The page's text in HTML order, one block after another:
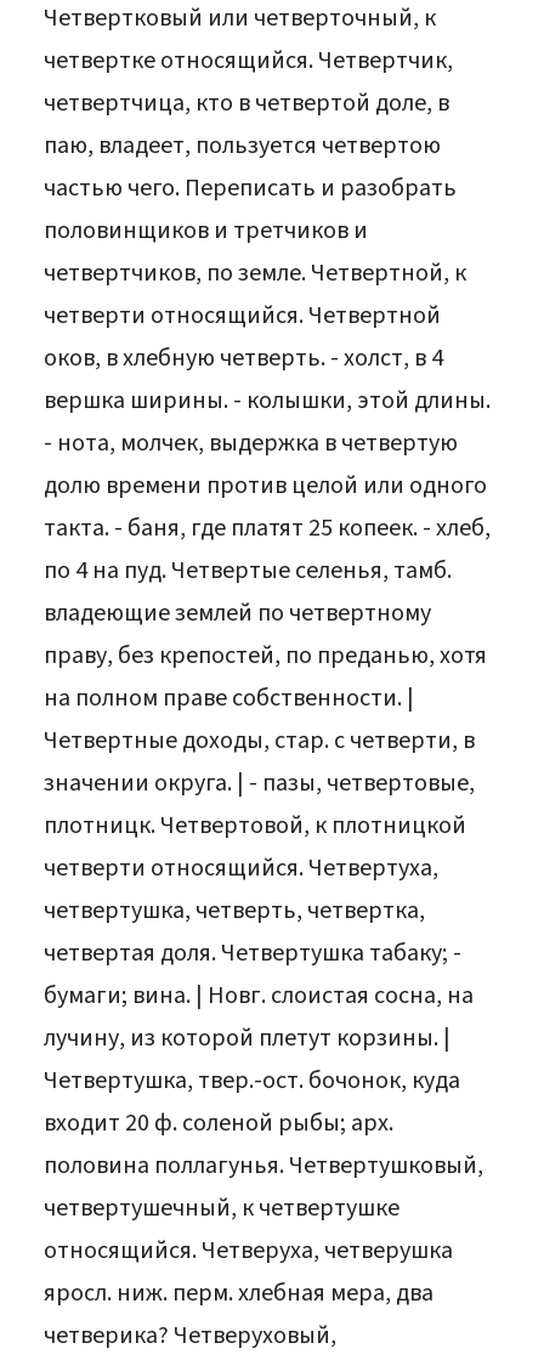
Четвертковый или четверточный, к
четвертке относящийся. Четвертчик,
четвертчица, кто в четвертой доле, в
паю, владеет, пользуется четвертою
частью чего. Переписать и разобрать
половинщиков и третчиков и
четвертчиков, по земле. Четвертной, к
четверти относящийся. Четвертной
оков, в хлебную четверть. - холст, в 4
вершка ширины. - колышки, этой длины.
- нота, молчек, выдержка в четвертую
долю времени против целой или одного
такта. - баня, где платят 25 копеек. - хлеб,
по 4 на пуд. Четвертые селенья, тамб.
владеющие землей по четвертному
праву, без крепостей, по преданью, хотя
на полном праве собственности. |
Четвертные доходы, стар. с четверти, в
значении округа. | - пазы, четвертовые,
плотницк. Четвертовой, к плотницкой
четверти относящийся. Четвертуха,
четвертушка, четверть, четвертка,
четвертая доля. Четвертушка табаку; -
бумаги; вина. | Новг. слоистая сосна, на
лучину, из которой плетут корзины. |
Четвертушка, твер.-ост. бочонок, куда
входит 20 ф. соленой рыбы; арх.
половина поллагунья. Четвертушковый,
четвертушечный, к четвертушке
относящийся. Четверуха, четверушка
яросл. ниж. перм. хлебная мера, два
четверика? Четверуховый,